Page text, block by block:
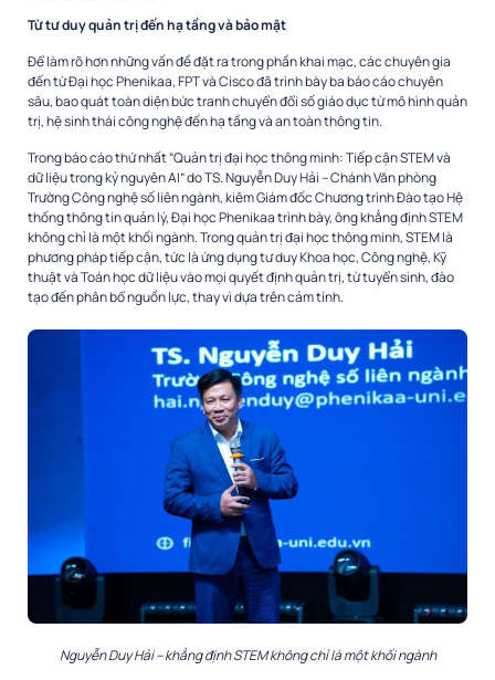
Từ tư duy quản trị đến hạ tầng và bảo mật
Để làm rõ hơn những vấn đề đặt ra trong phần khai mạc, các chuyên gia
đến từ Đại học Phenikaa, FPT và Cisco đã trình bày ba báo cáo chuyên
sâu, bao quát toàn diện bức tranh chuyển đổi số giáo dục từ mô hình quản
trị, hệ sinh thái công nghệ đến hạ tầng và an toàn thông tin.
Trong báo cáo thứ nhất “Quản trị đại học thông minh: Tiếp cận STEM và
dữ liệu trong kỷ nguyên AI” do TS. Nguyễn Duy Hải – Chánh Văn phòng
Trường Công nghệ số liên ngành, kiêm Giám đốc Chương trình Đào tạo Hệ
thống thông tin quản lý, Đại học Phenikaa trình bày, ông khẳng định STEM
không chỉ là một khối ngành. Trong quản trị đại học thông minh, STEM là
phương pháp tiếp cận, tức là ứng dụng tư duy Khoa học, Công nghệ, Kỹ
thuật và Toán học dữ liệu vào mọi quyết định quản trị, từ tuyển sinh, đào
tạo đến phân bổ nguồn lực, thay vì dựa trên cảm tính.
Nguyễn Duy Hải – khẳng định STEM không chỉ là một khối ngành